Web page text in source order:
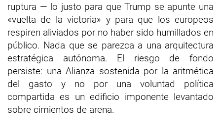
ruptura — lo justo para que Trump se apunte una
«vuelta de la victoria» y para que los europeos
respiren aliviados por no haber sido humillados en
público. Nada que se parezca a una arquitectura
estratégica autónoma. El riesgo de fondo
persiste: una Alianza sostenida por la aritmética
del gasto y no por una voluntad política
compartida es un edificio imponente levantado
sobre cimientos de arena.